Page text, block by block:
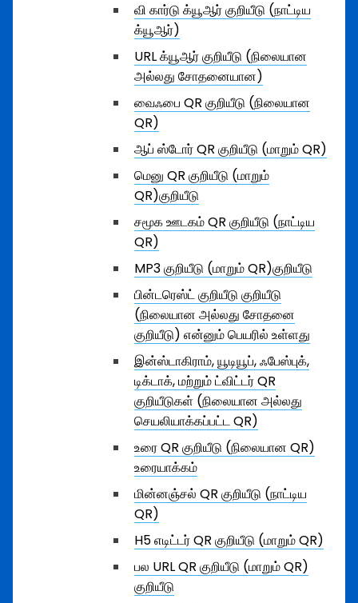
வி கார்டு க்யூஆர் குறியீடு (நாட்டிய
க்யூஆர்)
URL க்யூஆர் குறியீடு (நிலையான
அல்லது சோதனையான)
வைஃபை QR குறியீடு (நிலையான
QR)
ஆப் ஸ்டோர் QR குறியீடு (மாறும் QR)
மெனு QR குறியீடு (மாறும்
QR)குறியீடு
சமூக ஊடகம் QR குறியீடு (நாட்டிய
QR)
MP3 குறியீடு (மாறும் QR)குறியீடு
பின்டரெஸ்ட் குறியீடு குறியீடு
(நிலையான அல்லது சோதனை
குறியீடு) என்னும் பெயரில் உள்ளது
இன்ஸ்டாகிராம், யூடியூப், ஃபேஸ்புக்,
டிக்டாக், மற்றும் ட்விட்டர் QR
குறியீடுகள் (நிலையான அல்லது
செயலியாக்கப்பட்ட QR)
உரை QR குறியீடு (நிலையான QR)
உரையாக்கம்
மின்னஞ்சல் QR குறியீடு (நாட்டிய
QR)
H5 எடிட்டர் QR குறியீடு (மாறும் QR)
பல URL QR குறியீடு (மாறும் QR)
குறியீடு